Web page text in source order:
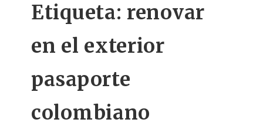
Etiqueta: renovar
en el exterior
pasaporte
colombiano